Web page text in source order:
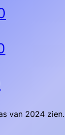
van 2024 zien.